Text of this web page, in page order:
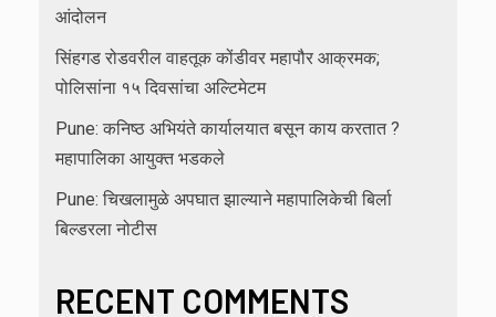
आंदोलन
सिंहगड रोडवरील वाहतूक कोंडीवर महापौर आक्रमक;
पोलिसांना १५ दिवसांचा अल्टिमेटम
Pune: कनिष्ठ अभियंते कार्यालयात बसून काय करतात ?
महापालिका आयुक्त भडकले
Pune: चिखलामुळे अपघात झाल्याने महापालिकेची बिर्ला
बिल्डरला नोटीस
RECENT COMMENTS